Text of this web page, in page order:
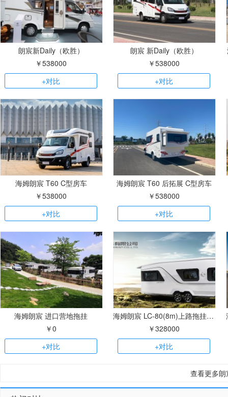
朗宸新Daily（欧胜）
￥538000
+对比
朗宸 新Daily（欧胜）
￥538000
+对比
海姆朗宸 T60 C型房车
￥538000
+对比
海姆朗宸 T60 后拓展 C型房车
￥538000
+对比
海姆朗宸 进口营地拖挂
￥0
+对比
海姆朗宸 LC-80(8m)上路拖挂房车
￥328000
+对比
查看更多